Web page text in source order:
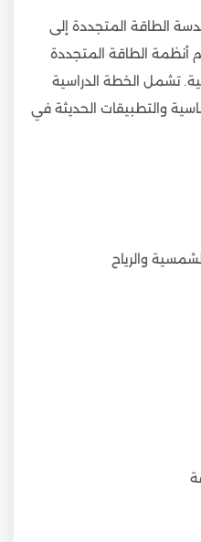
الطاقة المتجددة إلى
أنظمة الطاقة المتجددة
تشمل الخطة الدراسية
والتطبيقات الحديثة في
والرياح